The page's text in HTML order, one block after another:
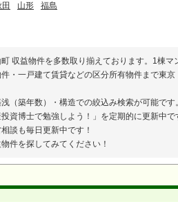
山形 福島
収益物件を多数取り揃えております。1棟
・一戸建て賃貸などの区分所有物件まで東
（築年数）・構造での絞込み検索が可能です
資博士で勉強しよう！」を定期的に更新中
談も毎日更新中です！
件を探してみてください！